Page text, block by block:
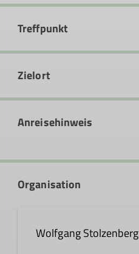
Treffpunkt
Zielort
Anreisehinweis
Organisation
Wolfgang Stolzenberg